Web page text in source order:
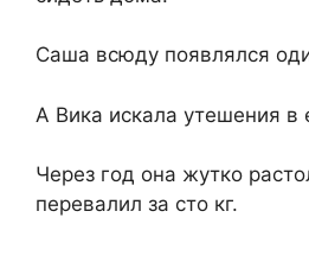
Саша всюду появлялся
А Вика искала утешения в
Через год она жутко
перевалил за сто кг.